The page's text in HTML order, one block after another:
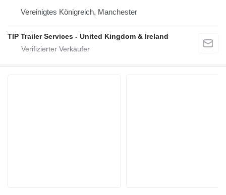
Vereinigtes Königreich, Manchester
TIP Trailer Services - United Kingdom & Ireland